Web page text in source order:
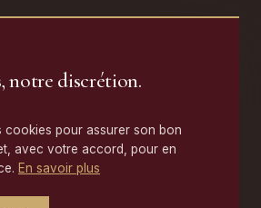
notre discrétion.
cookies pour assurer son bon
avec votre accord, pour en
En savoir plus